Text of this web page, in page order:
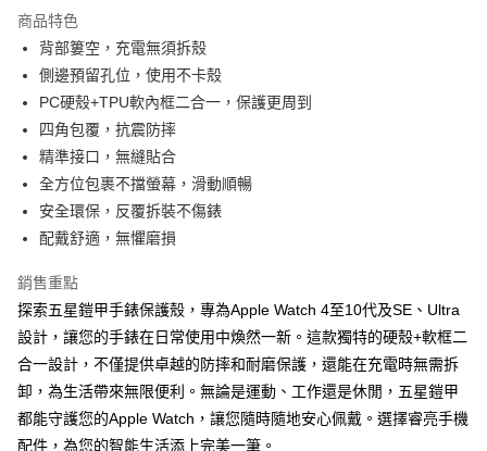
Apple Pay
街口支付
悠遊付
ATM付款
運送方式
每筆NT$65，滿NT$690(含以上)免運費
付款後全家取貨
7-11取貨付款
每筆NT$65，滿NT$690(含以上)免運費
商品特色
背部簍空，充電無須拆殼
側邊預留孔位，使用不卡殼
PC硬殼+TPU軟內框二合一，保護更周到
四角包覆，抗震防摔
精準接口，無縫貼合
全方位包裹不擋螢幕，滑動順暢
安全環保，反覆拆裝不傷錶
配戴舒適，無懼磨損
銷售重點
探索五星鎧甲手錶保護殼，專為Apple Watch 4至10代及SE、Ultra
設計，讓您的手錶在日常使用中煥然一新。這款獨特的硬殼+軟框二
合一設計，不僅提供卓越的防摔和耐磨保護，還能在充電時無需拆
卸，為生活帶來無限便利。無論是運動、工作還是休閒，五星鎧甲
都能守護您的Apple Watch，讓您隨時隨地安心佩戴。選擇睿亮手機
配件，為您的智能生活添上完美一筆。